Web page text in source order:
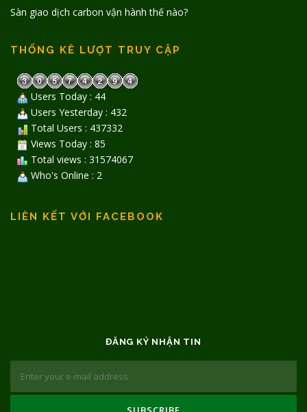
Sàn giao dịch carbon vận hành thế nào?
THỐNG KÊ LƯỢT TRUY CẬP
Users Today : 44
Users Yesterday : 432
Total Users : 437332
Views Today : 85
Total views : 31574067
Who's Online : 2
LIÊN KẾT VỚI FACEBOOK
ĐĂNG KÝ NHẬN TIN